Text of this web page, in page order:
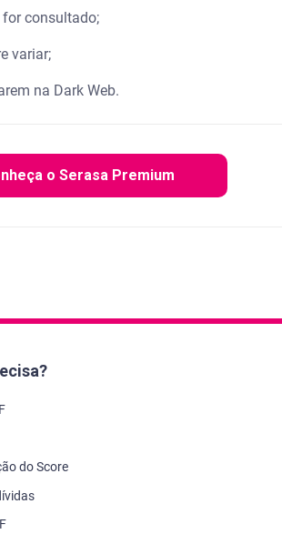
for consultado;
variar;
na Dark Web.
o Serasa Premium
do Score